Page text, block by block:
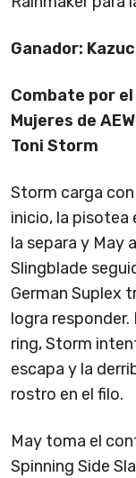
Ganador:
Combate por
Mujeres de
Toni Storm
Storm carga
inicio, la pisotea
la separa y May
Slingblade
German Suplex
logra
ring, Storm
escapa y la
rostro en el filo.
May toma el
Spinning Side